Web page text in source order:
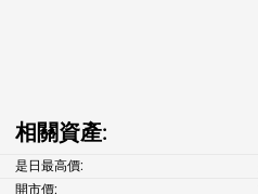
相關資產:
是日最高價:
開市價: